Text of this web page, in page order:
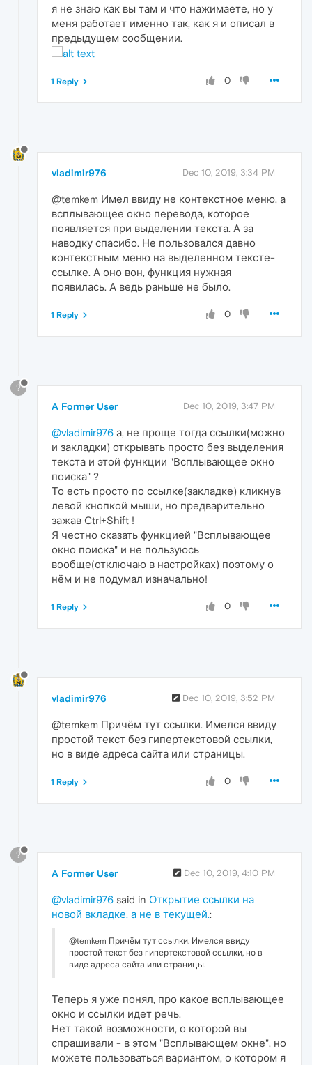
я не знаю как вы там и что нажимаете, но у
меня работает именно так, как я и описал в
предыдущем сообщении.
0
1 Reply
vladimir976 Dec 10, 2019, 3:34 PM
@temkem Имел ввиду не контекстное меню, а
всплывающее окно перевода, которое
появляется при выделении текста. А за
наводку спасибо. Не пользовался давно
контекстным меню на выделенном тексте-
ссылке. А оно вон, функция нужная
появилась. А ведь раньше не было.
0
1 Reply
?
A Former User Dec 10, 2019, 3:47 PM
@vladimir976 а, не проще тогда ссылки(можно
и закладки) открывать просто без выделения
текста и этой функции "Всплывающее окно
поиска" ?
То есть просто по ссылке(закладке) кликнув
левой кнопкой мыши, но предварительно
зажав Ctrl+Shift !
Я честно сказать функцией "Всплывающее
окно поиска" и не пользуюсь
вообще(отключаю в настройках) поэтому о
нём и не подумал изначально!
0
1 Reply
vladimir976 Dec 10, 2019, 3:52 PM
@temkem Причём тут ссылки. Имелся ввиду
простой текст без гипертекстовой ссылки,
но в виде адреса сайта или страницы.
0
1 Reply
?
A Former User Dec 10, 2019, 4:10 PM
@vladimir976 said in Открытие ссылки на
новой вкладке, а не в текущей.:
@temkem Причём тут ссылки. Имелся ввиду
простой текст без гипертекстовой ссылки, но в
виде адреса сайта или страницы.
Теперь я уже понял, про какое всплывающее
окно и ссылки идет речь.
Нет такой возможности, о которой вы
спрашивали - в этом "Всплывающем окне", но
можете пользоваться вариантом, о котором я